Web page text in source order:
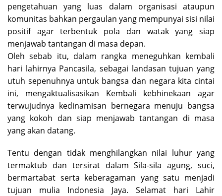
pengetahuan yang luas dalam organisasi ataupun
komunitas bahkan pergaulan yang mempunyai sisi nilai
positif agar terbentuk pola dan watak yang siap
menjawab tantangan di masa depan.
Oleh sebab itu, dalam rangka meneguhkan kembali
hari lahirnya Pancasila, sebagai landasan tujuan yang
utuh sepenuhnya untuk bangsa dan negara kita cintai
ini, mengaktualisasikan Kembali kebhinekaan agar
terwujudnya kedinamisan bernegara menuju bangsa
yang kokoh dan siap menjawab tantangan di masa
yang akan datang.
Tentu dengan tidak menghilangkan nilai luhur yang
termaktub dan tersirat dalam Sila-sila agung, suci,
bermartabat serta keberagaman yang satu menjadi
tujuan mulia Indonesia Jaya. Selamat hari Lahir